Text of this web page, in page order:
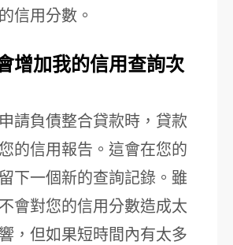
信用分數。
增加我的信用查詢次
請負債整合貸款時，貸款
的信用報告。這會在您的
下一個新的查詢記錄。雖
會對您的信用分數造成太
，但如果短時間內有太多